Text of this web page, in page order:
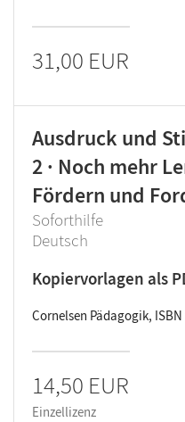
31,00 EUR
Ausdruck und
2 · Noch mehr
Fördern und
Soforthilfe
Deutsch
Kopiervorlagen als
Cornelsen Pädagogik, ISBN
14,50 EUR
Einzellizenz